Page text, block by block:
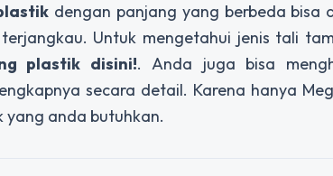
dengan panjang yang berbeda
Untuk mengetahui jenis tali
plastik disini!. Anda juga bisa
secara detail. Karena hanya
anda butuhkan.